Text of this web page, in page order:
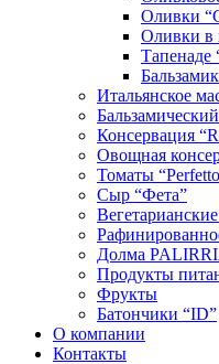
Оливки
Оливки в
Тапенаде
Итальянское
Консервация
Овощная
Томаты
Сыр “Фета”
Долма
Продукты
Фрукты
Батончики “ID”
О компании
Контакты